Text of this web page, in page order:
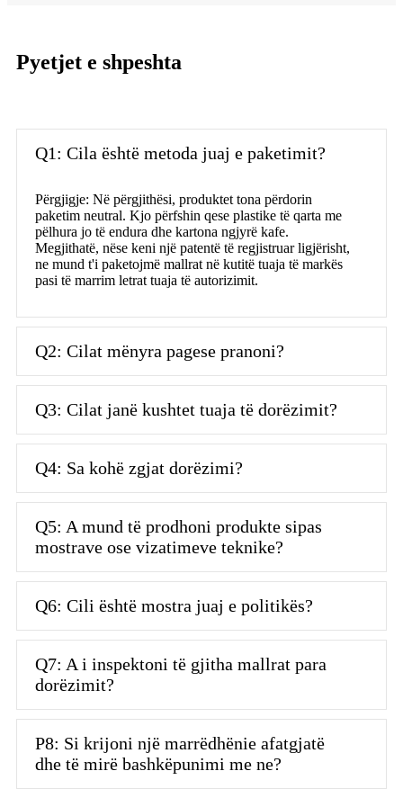
Pyetjet e shpeshta
Q1: Cila është metoda juaj e paketimit?
Përgjigje: Në përgjithësi, produktet tona përdorin
paketim neutral. Kjo përfshin qese plastike të qarta me
pëlhura jo të endura dhe kartona ngjyrë kafe.
Megjithatë, nëse keni një patentë të regjistruar ligjërisht,
ne mund t'i paketojmë mallrat në kutitë tuaja të markës
pasi të marrim letrat tuaja të autorizimit.
Q2: Cilat mënyra pagese pranoni?
Q3: Cilat janë kushtet tuaja të dorëzimit?
Q4: Sa kohë zgjat dorëzimi?
Q5: A mund të prodhoni produkte sipas
mostrave ose vizatimeve teknike?
Q6: Cili është mostra juaj e politikës?
Q7: A i inspektoni të gjitha mallrat para
dorëzimit?
P8: Si krijoni një marrëdhënie afatgjatë
dhe të mirë bashkëpunimi me ne?